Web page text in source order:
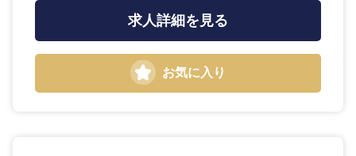
求人詳細を見る
お気に入り